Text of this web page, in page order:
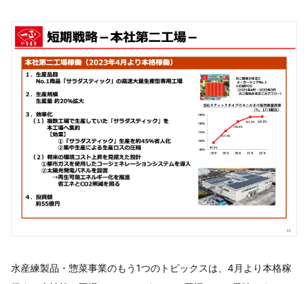
水産練製品・惣菜事業のもう1つのトピックスは、4月より本格稼